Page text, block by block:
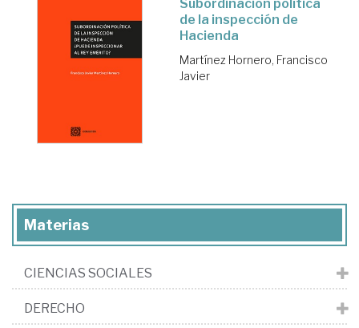
Subordinación política
de la inspección de
Hacienda
Martínez Hornero, Francisco
Javier
Materias
CIENCIAS SOCIALES
DERECHO